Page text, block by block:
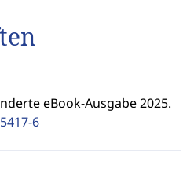
eBook-Ausgabe 2025.
6